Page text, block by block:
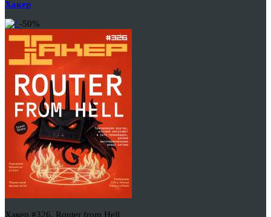
Хакер
-50%
Хакер #326. Router from Hell